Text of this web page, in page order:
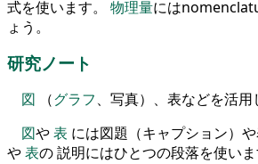
式を使います。 物理量には
ょう。
研究ノート
図 （グラフ、写真）、表などを活用
図や表 には図題（キャプション）
や表の 説明にはひとつの段落を使いま